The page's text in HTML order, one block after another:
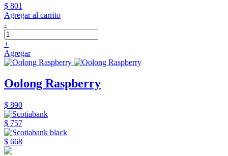
$ 801
Agregar al carrito
-
+
Agregar
Oolong Raspberry
$ 890
$ 757
$ 668